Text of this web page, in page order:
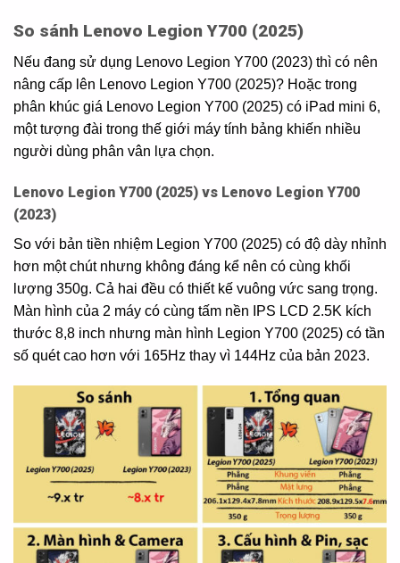
So sánh Lenovo Legion Y700 (2025)
Nếu đang sử dụng Lenovo Legion Y700 (2023) thì có nên
nâng cấp lên Lenovo Legion Y700 (2025)? Hoặc trong
phân khúc giá Lenovo Legion Y700 (2025) có iPad mini 6,
một tượng đài trong thế giới máy tính bảng khiến nhiều
người dùng phân vân lựa chọn.
Lenovo Legion Y700 (2025) vs Lenovo Legion Y700
(2023)
So với bản tiền nhiệm Legion Y700 (2025) có độ dày nhỉnh
hơn một chút nhưng không đáng kể nên có cùng khối
lượng 350g. Cả hai đều có thiết kế vuông vức sang trọng.
Màn hình của 2 máy có cùng tấm nền IPS LCD 2.5K kích
thước 8,8 inch nhưng màn hình Legion Y700 (2025) có tần
số quét cao hơn với 165Hz thay vì 144Hz của bản 2023.